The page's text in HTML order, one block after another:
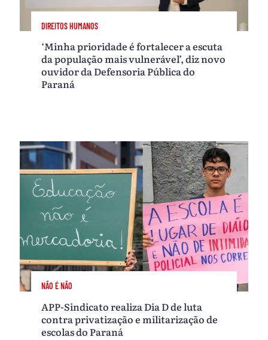
DIREITOS HUMANOS
‘Minha prioridade é fortalecer a escuta
da população mais vulnerável’, diz novo
ouvidor da Defensoria Pública do
Paraná
NÃO É NÃO
APP-Sindicato realiza Dia D de luta
contra privatização e militarização de
escolas do Paraná